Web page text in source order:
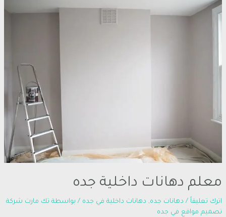
معلم دهانات داخلية جده
اترك تعليقاً / دهانات جده, دهانات داخلية في جده / بواسطة تك مارت شركة
تصميم مواقع في جده